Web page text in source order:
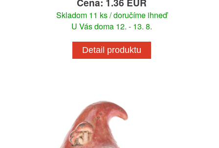
Skladom 11 ks / doručíme ihneď
U Vás doma 12. - 13. 8.
Detail produktu